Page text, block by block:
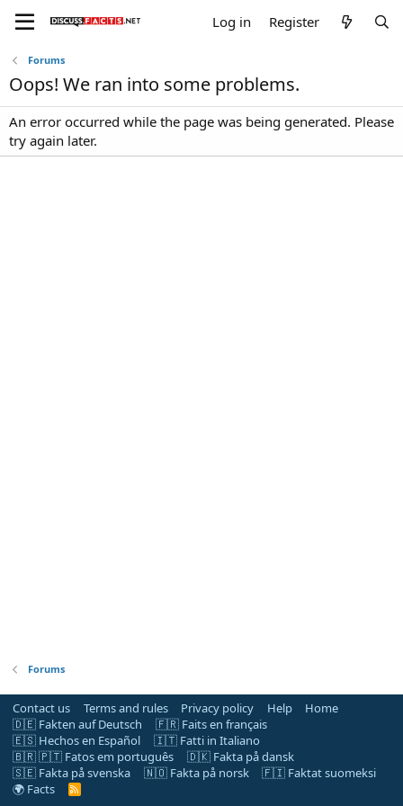
Log in Register
Forums
Oops! We ran into some problems.
An error occurred while the page was being generated. Please
try again later.
Forums
Contact us Terms and rules Privacy policy Help
Home
🇩🇪 Fakten auf Deutsch
🇫🇷 Faits en français
🇪🇸 Hechos en Español
🇮🇹 Fatti in Italiano
🇧🇷 🇵🇹 Fatos em português
🇩🇰 Fakta på dansk
🇸🇪 Fakta på svenska
🇳🇴 Fakta på norsk
🇫🇮 Faktat suomeksi
🌍 Facts
R